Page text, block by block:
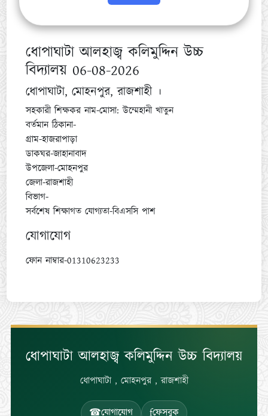
ধোপাঘাটা আলহাজ্ব কলিমুদ্দিন উচ্চ
বিদ্যালয় 06-08-2026
ধোপাঘাটা, মোহনপুর, রাজশাহী ।
সহকারী শিক্ষকর নাম-মোসা: উম্মেহানী খাতুন
বর্তমান ঠিকানা-
গ্রাম-হাজরাপাড়া
ডাকঘর-জাহানাবাদ
উপজেলা-মোহনপুর
জেলা-রাজশাহী
বিভাগ-
সর্বশেষ শিক্ষাগত যোগ্যতা-বিএসসি পাশ
যোগাযোগ
ফোন নাম্বার-01310623233
ধোপাঘাটা আলহাজ্ব কলিমুদ্দিন উচ্চ বিদ্যালয়
ধোপাঘাটা , মোহনপুর , রাজশাহী
☎যোগাযোগ fফেসবুক